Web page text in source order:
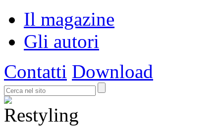
Il magazine
Gli autori
Contatti Download